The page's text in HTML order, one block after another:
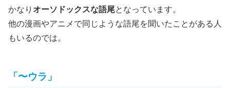
かなり オーソドックスな語尾となっています。
他の漫画やアニメで同じような語尾を聞いたことがある人
もいるのでは。
「〜ウラ」